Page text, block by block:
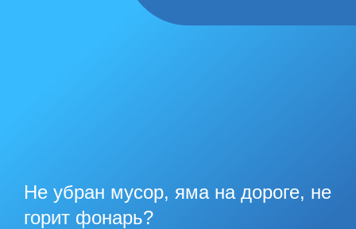
Не убран мусор, яма на дороге, не
горит фонарь?